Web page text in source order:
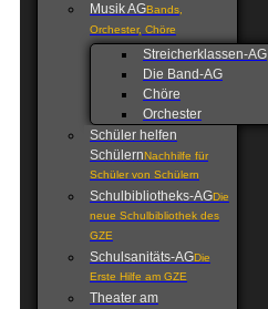
Musik AGBands,
Orchester, Chöre
Streicherklassen-AG
Die Band-AG
Chöre
Orchester
Schüler helfen
SchülernNachhilfe für
Schüler von Schülern
Schulbibliotheks-AGDie
neue Schulbibliothek des
GZE
Schulsanitäts-AGDie
Erste Hilfe am GZE
Theater am